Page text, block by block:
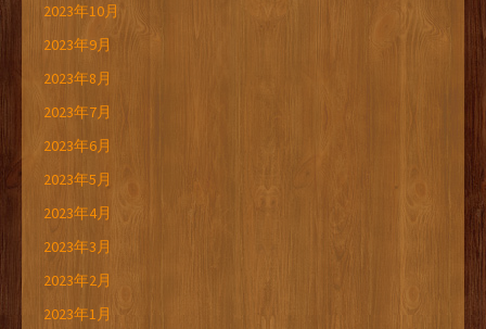
2023年10月
2023年9月
2023年8月
2023年7月
2023年6月
2023年5月
2023年4月
2023年3月
2023年2月
2023年1月